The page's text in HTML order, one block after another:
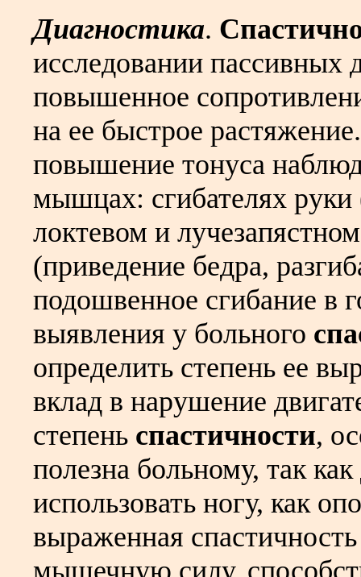
Диагностика.
исследовании пассивных
повышенное
на ее быстрое
повышение тонуса
мышцах: сгибателях руки
локтевом и
(приведение бедра,
подошвенное сгибание в
выявления у больного
определить степень ее
вклад в нарушение
степень спастичности,
полезна больному, так
использовать ногу, как
выраженная